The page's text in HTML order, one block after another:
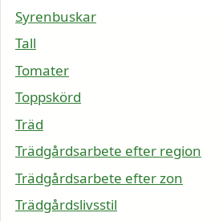
Syrenbuskar
Tall
Tomater
Toppskörd
Träd
Trädgårdsarbete efter region
Trädgårdsarbete efter zon
Trädgårdslivsstil